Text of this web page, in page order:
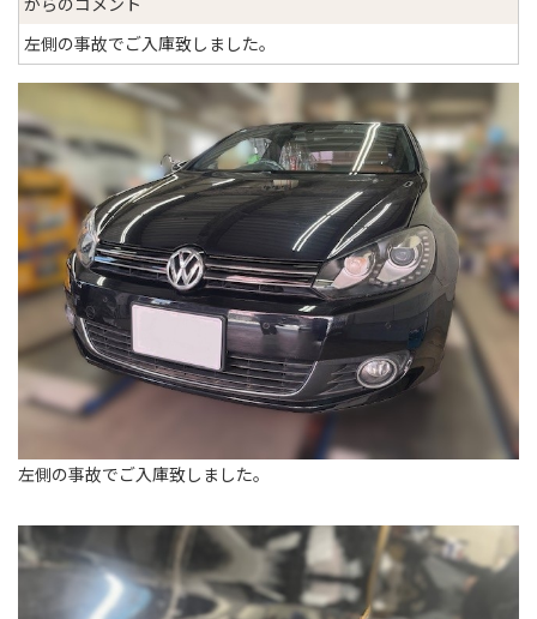
左側の事故でご入庫致しました。
左側の事故でご入庫致しました。